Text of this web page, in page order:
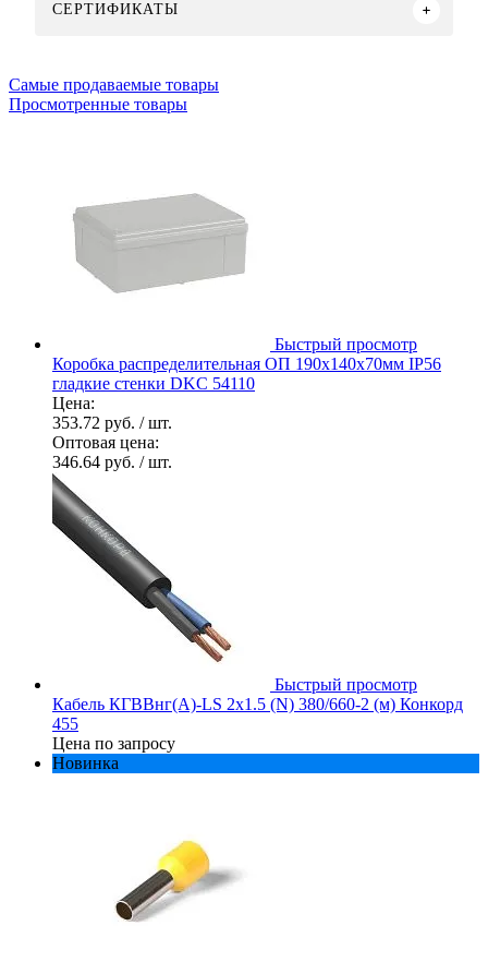
СЕРТИФИКАТЫ
Самые продаваемые товары
Просмотренные товары
Быстрый просмотр
Коробка распределительная ОП 190х140х70мм IP56
гладкие стенки DKC 54110
Цена:
353.72 руб. / шт.
Оптовая цена:
346.64 руб. / шт.
Быстрый просмотр
Кабель КГВВнг(А)-LS 2х1.5 (N) 380/660-2 (м) Конкорд
455
Цена по запросу
Новинка